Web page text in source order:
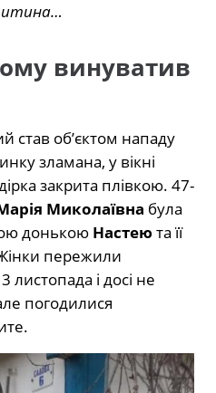
винуватив
став об’єктом нападу
зламана, у вікні
закрита плівкою. 47-
Миколаївна була
донькою Настеюта її
пережили
листопада і досі не
погодилися